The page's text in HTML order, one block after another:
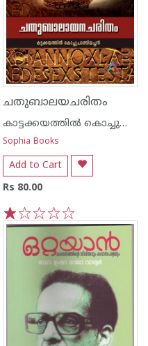
ചതുബാലയചരിതം
കാട്ടക്കയത്തില്‍ കൊച്ചുചാണ്ടിച്ചന്‍
Sophia Books
Add to Cart
Rs 80.00
5
4
3
2
1